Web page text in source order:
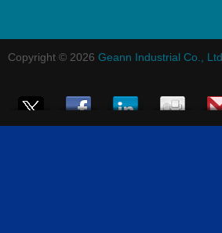
Copyright © 2026 Geann Industrial Co., Ltd.